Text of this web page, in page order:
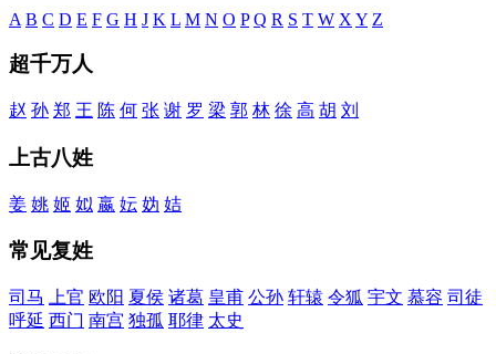
A B C D E F G H J K L M N O P Q R S T W X Y Z
超千万人
赵 孙 郑 王 陈 何 张 谢 罗 梁 郭 林 徐 高 胡 刘
上古八姓
姜 姚 姬 姒 嬴 妘 妫 姞
常见复姓
司马 上官 欧阳 夏侯 诸葛 皇甫 公孙 轩辕 令狐 宇文 慕容 司徒
呼延 西门 南宫 独孤 耶律 太史